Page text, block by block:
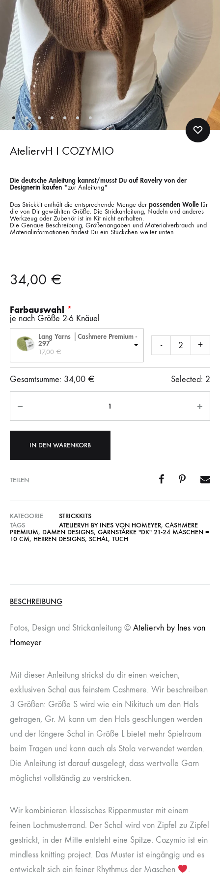
AteliervH I COZYMIO
Die deutsche Anleitung kannst/musst Du auf Ravelry von der
Designerin kaufen *zur Anleitung*
Das Strickkit enthält die entsprechende Menge der passenden Wolle für
die von Dir gewählten Größe. Die Strickanleitung, Nadeln und anderes
Werkzeug oder Zubehör ist im Kit nicht enthalten.
Die Genaue Beschreibung, Größenangaben und Materialverbrauch und
Materialinformationen findest Du ein Stückchen weiter unten.
34,00 €
Farbauswahl
je nach Größe 2-6 Knäuel
Lang Yarns │Cashmere Premium -
297
17,00 €
- +
Gesamtsumme: 34,00 € Selected: 2
IN DEN WARENKORB
TEILEN
KATEGORIE
STRICKKITS
TAGS
ATELIERVH BY INES VON HOMEYER, CASHMERE
PREMIUM, DAMEN DESIGNS, GARNSTÄRKE "DK" 21-24 MASCHEN =
10 CM, HERREN DESIGNS, SCHAL, TUCH
BESCHREIBUNG
Fotos, Design und Strickanleitung © Ateliervh by Ines von
Homeyer
Mit dieser Anleitung strickst du dir einen weichen,
exklusiven Schal aus feinstem Cashmere. Wir beschreiben
3 Größen: Größe S wird wie ein Nikituch um den Hals
getragen, Gr. M kann um den Hals geschlungen werden
und der längere Schal in Größe L bietet mehr Spielraum
beim Tragen und kann auch als Stola verwendet werden.
Die Anleitung ist darauf ausgelegt, dass wertvolle Garn
möglichst vollständig zu verstricken.
Wir kombinieren klassisches Rippenmuster mit einem
feinen Lochmusterrand. Der Schal wird von Zipfel zu Zipfel
gestrickt, in der Mitte entsteht eine Spitze. Cozymio ist ein
mindless knitting project. Das Muster ist eingängig und es
entwickelt sich ein feiner Rhythmus der Maschen
.